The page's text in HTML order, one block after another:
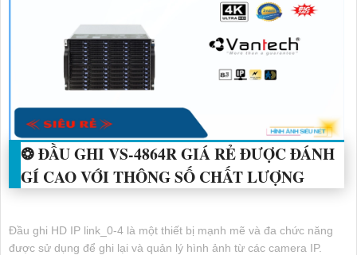
❂ ĐẦU GHIVS-4864RGIÁ RẺ ĐƯỢC ĐÁNH
GÍ CAO VỚI THÔNG SỐ CHẤT LƯỢNG
Đầu ghi HD IP link_0-4 là một thiết bị mạnh mẽ và đa chức năng
được sử dụng để ghi lại và quản lý hình ảnh từ các camera IP.